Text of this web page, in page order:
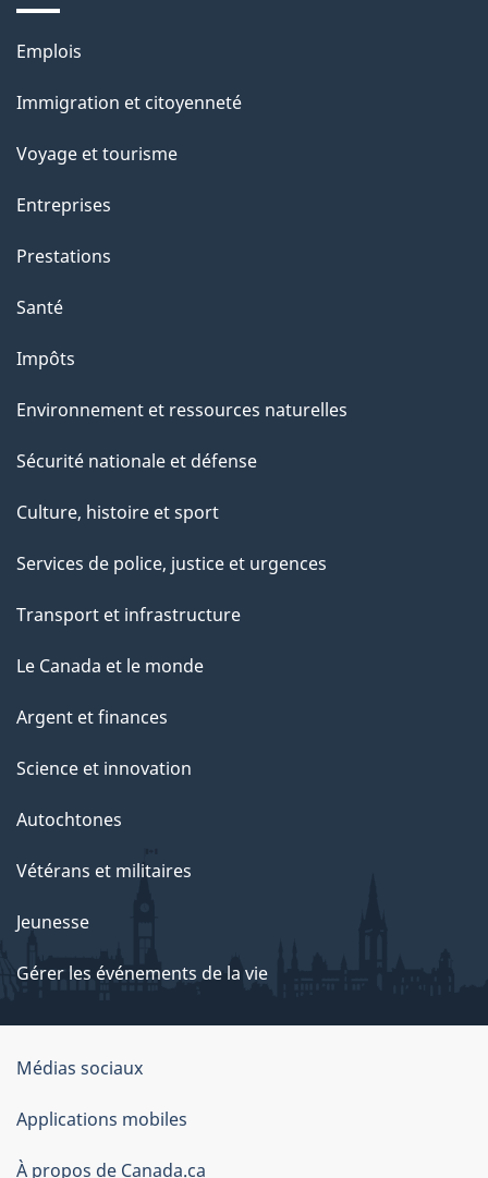
e
Thèmes
sujets
Emplois
Immigration et citoyenneté
Voyage et tourisme
Entreprises
Prestations
Santé
Impôts
Environnement et ressources naturelles
Sécurité nationale et défense
Culture, histoire et sport
Services de police, justice et urgences
Transport et infrastructure
Le Canada et le monde
Argent et finances
Science et innovation
Autochtones
Vétérans et militaires
Jeunesse
Gérer les événements de la vie
Organisation
du
gouvernement
Médias sociaux
Applications mobiles
À propos de Canada.ca